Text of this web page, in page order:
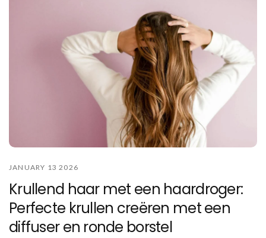
JANUARY 13 2026
Krullend haar met een haardroger:
Perfecte krullen creëren met een
diffuser en ronde borstel